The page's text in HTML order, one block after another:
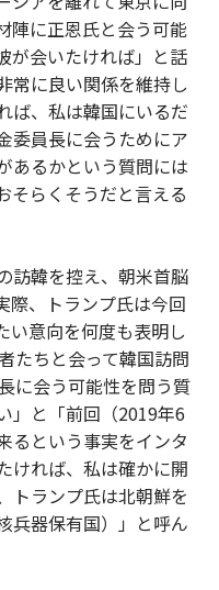
陣に正恩氏と会う可能
が会いたければ」と話
常に良い関係を維持し
ば、私は韓国にいるだ
委員長に会うためにア
あるかという質問には
そらくそうだと言える
訪韓を控え、朝米首脳
際、トランプ氏は今回
い意向を何度も表明し
たちと会って韓国訪問
に会う可能性を問う質
」と「前回（2019年6
るという事実をインタ
ければ、私は確かに開
トランプ氏は北朝鮮を
兵器保有国）」と呼ん